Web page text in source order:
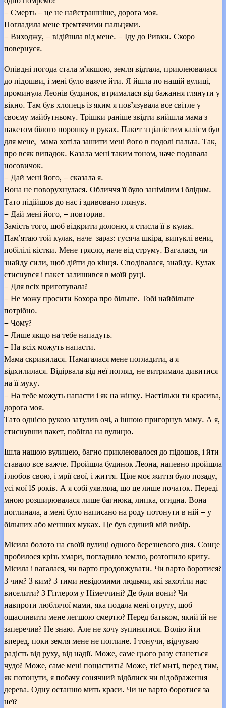
– Смерть – це не найстрашніше, дорога моя.
Погладила мене тремтячими пальцями.
– Виходжу, – відійшла від мене. – Іду до Ривки. Скоро
повернуся.
Опівдні погода стала м’якшою, земля відтала, приклеювалася
до підошви, і мені було важче йти. Я йшла по нашій вулиці,
проминула Леонів будинок, втрималася від бажання глянути у
вікно. Там був хлопець із яким я пов’язувала все світле у
своєму майбутньому. Трішки раніше звідти вийшла мама з
пакетом білого порошку в руках. Пакет з ціаністим калієм був
для мене, мама хотіла зашити мені його в подолі пальта. Так,
про всяк випадок. Казала мені таким тоном, наче подавала
носовичок.
– Дай мені його, – сказала я.
Вона не поворухнулася. Обличчя її було занімілим і блідим.
Тато підійшов до нас і здивовано глянув.
– Дай мені його, – повторив.
Замість того, щоб відкрити долоню, я стисла її в кулак.
Пам’ятаю той кулак, наче зараз: гусяча шкіра, випуклі вени,
побілілі кістки. Мене трясло, наче від струму. Вагалася, чи
знайду сили, щоб дійти до кінця. Сподівалася, знайду. Кулак
стиснувся і пакет залишився в моїй руці.
– Для всіх приготувала?
– Не можу просити Бохора про більше. Тобі найбільше
потрібно.
– Чому?
– Лише якщо на тебе нападуть.
– На всіх можуть напасти.
Мама скривилася. Намагалася мене погладити, а я
відхилилася. Відірвала від неї погляд, не витримала дивитися
на її муку.
– На тебе можуть напасти і як на жінку. Настільки ти красива,
дорога моя.
Тато однією рукою затулив очі, а іншою пригорнув маму. А я,
стиснувши пакет, побігла на вулицю.
Ішла нашою вулицею, багно приклеювалося до підошов, і йти
ставало все важче. Пройшла будинок Леона, напевно пройшла
і любов свою, і мрії свої, і життя. Ціле моє життя було позаду,
усі мої 15 років. А я собі уявляла, що це лише початок. Переді
мною розширювалася лише багнюка, липка, огидна. Вона
поглинала, а мені було написано на роду потонути в ній – у
більших або менших муках. Це був єдиний мій вибір.
Місила болото на своїй вулиці одного березневого дня. Сонце
пробилося крізь хмари, погладило землю, розтопило кригу.
Місила і вагалася, чи варто продовжувати. Чи варто боротися?
З чим? З ким? З тими невідомими людьми, які захотіли нас
виселити? З Гітлером у Німеччині? Де були вони? Чи
навпроти люблячої мами, яка подала мені отруту, щоб
ощасливити мене легшою смертю? Перед батьком, який їй не
заперечив? Не знаю. Але не хочу зупинятися. Волію йти
вперед, поки земля мене не поглине. І тонучи, відчуваю
радість від руху, від надії. Може, саме цього разу станеться
чудо? Може, саме мені пощастить? Може, тієї миті, перед тим,
як потонути, я побачу сонячний відблиск чи відображення
дерева. Одну останню мить краси. Чи не варто боротися за
неї?